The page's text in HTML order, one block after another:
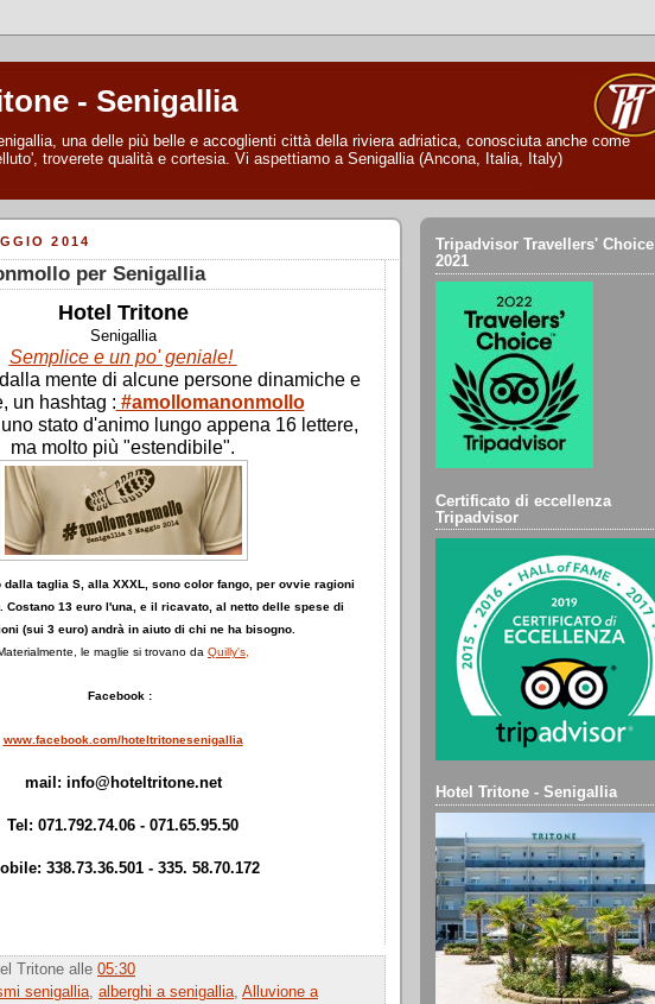
- Senigallia
una delle più belle e accoglienti città della riviera adriatica, conosciuta anche come
troverete qualità e cortesia. Vi aspettiamo a Senigallia (Ancona, Italia, Italy)
2014
per Senigallia
Hotel Tritone
Senigallia
Semplice e un po' geniale!
mente di alcune persone dinamiche e
un hashtag : #amollomanonmollo
stato d'animo lungo appena 16 lettere,
ma molto più "estendibile".
dalla taglia S, alla XXXL, sono color fango, per ovvie ragioni
Costano 13 euro l'una, e il ricavato, al netto delle spese di
(sui 3 euro) andrà in aiuto di chi ne ha bisogno.
le maglie si trovano da Quilly's,
Facebook :
www.facebook.com/hoteltritonesenigallia
mail: info@hoteltritone.net
Tel: 071.792.74.06 - 071.65.95.50
338.73.36.501 - 335. 58.70.172
Tritone alle 05:30
senigallia, alberghi a senigallia, Alluvione a
Tripadvisor Travellers' Choice
2021
Certificato di eccellenza
Tripadvisor
Hotel Tritone - Senigallia